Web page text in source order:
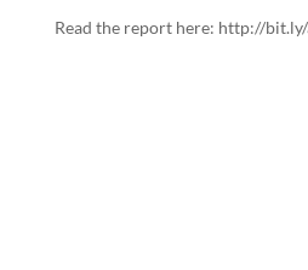
Read the report here: http://